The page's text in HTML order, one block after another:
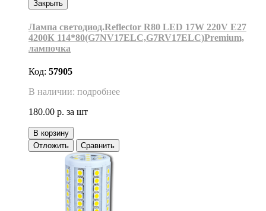
Закрыть
Лампа светодиод.Reflector R80 LED 17W 220V E27
4200К 114*80(G7NV17ELC,G7RV17ELC)Premium,
лампочка
Код: 57905
В наличии: подробнее
180.00 р. за шт
В корзину
Отложить
Сравнить